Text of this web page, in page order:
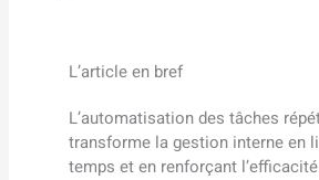
L’article en bref
L’automatisation des tâches
transforme la gestion interne en
temps et en renforçant